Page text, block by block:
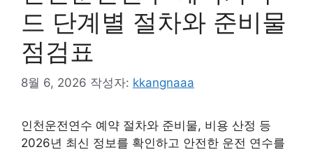
드 단계별 절차와 준비물
점검표
8월 6, 2026 작성자: kkangnaaa
인천운전연수 예약 절차와 준비물, 비용 산정 등
2026년 최신 정보를 확인하고 안전한 운전 연수를